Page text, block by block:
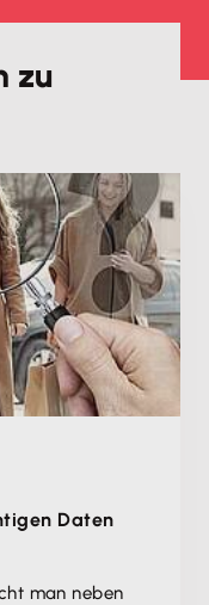
zu
Daten
man neben